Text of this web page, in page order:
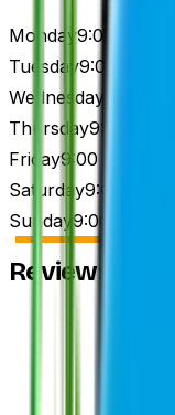
Monday9:00 AM –
Tuesday9:00 AM –
Wednesday
Thursday9:00 AM –
Friday9:00 AM –
Saturday9:00 AM –
Sunday9:00 AM –
Reviews